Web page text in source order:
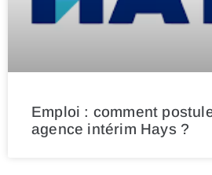
Emploi : comment
agence intérim Hays ?